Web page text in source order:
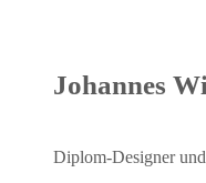
Johannes
Diplom-Desi­gner